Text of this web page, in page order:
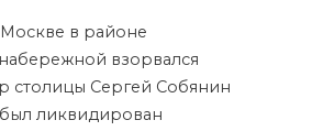
Москве в районе
взорвался
столицы Сергей Собянин
ликвидирован